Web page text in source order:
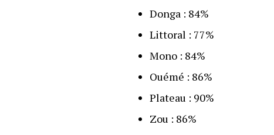
Donga : 84%
Littoral : 77%
Mono : 84%
Ouémé : 86%
Plateau : 90%
Zou : 86%